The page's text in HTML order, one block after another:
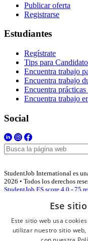
Publicar oferta
Registrarse
Estudiantes
Regístrate
Tips para
Encuentra trabajo
Encuentra trabajo
Encuentra prácticas
Encuentra trabajo
Social
StudentJob International es
2026 • Todos los derechos
StudentJob ES score 4.0 - 75
Acceso empresas
Ese
Este sitio web usa
utilizar nuestro sitio